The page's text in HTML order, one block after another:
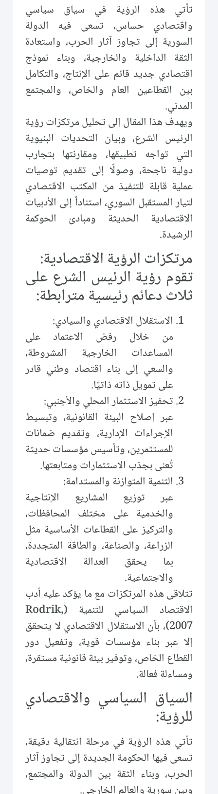
تأتي هذه الرؤية في سياق سياسي
واقتصادي حساس، تسعى فيه الدولة
السورية إلى تجاوز آثار الحرب، واستعادة
الثقة الداخلية والخارجية، وبناء نموذج
اقتصادي جديد قائم على الإنتاج، والتكامل
بين القطاعين العام والخاص، والمجتمع
المدني.
ويهدف هذا المقال إلى تحليل مرتكزات رؤية
الرئيس الشرع، وبيان التحديات البنيوية
التي تواجه تطبيقها، ومقارنتها بتجارب
دولية ناجحة، وصولًا إلى تقديم توصيات
عملية قابلة للتنفيذ من المكتب الاقتصادي
لتيار المستقبل السوري، استناداً إلى الأدبيات
الاقتصادية الحديثة ومبادئ الحوكمة
الرشيدة.
مرتكزات الرؤية الاقتصادية:
تقوم رؤية الرئيس الشرع على
ثلاث دعائم رئيسية مترابطة:
الاستقلال الاقتصادي والسيادي:
من خلال رفض الاعتماد على
المساعدات الخارجية المشروطة،
والسعي إلى بناء اقتصاد وطني قادر
على تمويل ذاته ذاتيًا.
تحفيز الاستثمار المحلي والأجنبي:
عبر إصلاح البيئة القانونية، وتبسيط
الإجراءات الإدارية، وتقديم ضمانات
للمستثمرين، وتأسيس مؤسسات حديثة
تُعنى بجذب الاستثمارات ومتابعتها.
التنمية المتوازنة والمستدامة:
عبر توزيع المشاريع الإنتاجية
والخدمية على مختلف المحافظات،
والتركيز على القطاعات الأساسية مثل
الزراعة، والصناعة، والطاقة المتجددة،
بما يحقق العدالة الاقتصادية
والاجتماعية.
تتلاقى هذه المرتكزات مع ما يؤكد عليه أدب
الاقتصاد السياسي للتنمية (Rodrik,
2007)، بأن الاستقلال الاقتصادي لا يتحقق
إلا عبر بناء مؤسسات قوية، وتفعيل دور
القطاع الخاص، وتوفير بيئة قانونية مستقرة،
ومساءلة فعالة.
السياق السياسي والاقتصادي
للرؤية:
تأتي هذه الرؤية في مرحلة انتقالية دقيقة،
تسعى فيها الحكومة الجديدة إلى تجاوز آثار
الحرب، وبناء الثقة بين الدولة والمجتمع،